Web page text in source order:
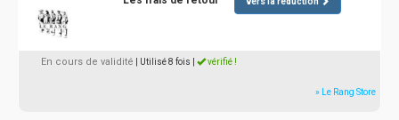
En cours de validité | Utilisé 8 fois vérifié !
» Le Rang Store